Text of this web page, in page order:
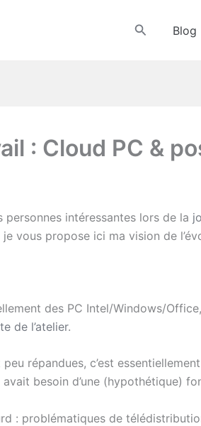
Rechercher
Blog
: Cloud PC &
personnes intéressantes lors de la
vous propose ici ma vision de
des PC Intel/Windows/
de l’atelier.
répandues, c’est
besoin d’une (hypothétique)
: problématiques de